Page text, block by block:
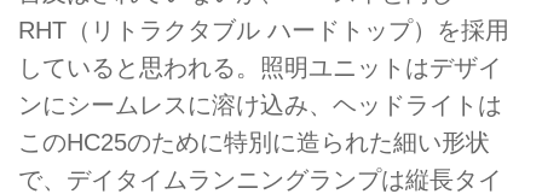
RHT（リトラクタブル ハードトップ）を採用
していると思われる。照明ユニットはデザイ
ンにシームレスに溶け込み、ヘッドライトは
このHC25のために特別に造られた細い形状
で、デイタイムランニングランプは縦長タイ